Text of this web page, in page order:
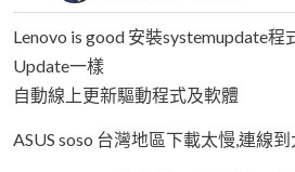
Lenovo is good 安裝systemupdate程
Update一樣
自動線上更新驅動程式及軟體
ASUS soso 台灣地區下載太慢,連線